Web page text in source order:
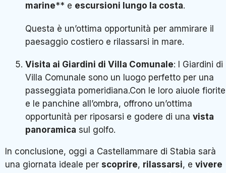
marine** e escursioni lungo la costa.
Questa è un’ottima opportunità per ammirare il
paesaggio costiero e rilassarsi in mare.
Visita ai Giardini di Villa Comunale: I Giardini di
Villa Comunale sono un luogo perfetto per una
passeggiata pomeridiana.Con le loro aiuole fiorite
e le panchine all’ombra, offrono un’ottima
opportunità per riposarsi e godere di una vista
panoramica sul golfo.
In conclusione, oggi a Castellammare di Stabia sarà
una giornata ideale per scoprire, rilassarsi, e vivere